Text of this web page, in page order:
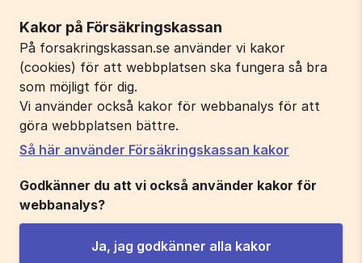
Kakor på Försäkringskassan
På forsakringskassan.se använder vi kakor
(cookies) för att webbplatsen ska fungera så bra
som möjligt för dig.
Vi använder också kakor för webbanalys för att
göra webbplatsen bättre.
Så här använder Försäkringskassan kakor
Godkänner du att vi också använder kakor för
webbanalys?
Ja, jag godkänner alla kakor